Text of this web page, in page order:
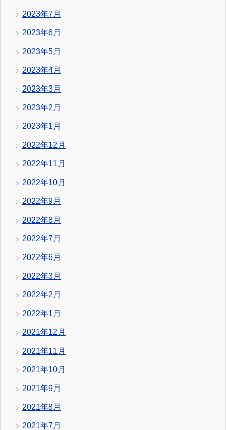
2023年7月
2023年6月
2023年5月
2023年4月
2023年3月
2023年2月
2023年1月
2022年12月
2022年11月
2022年10月
2022年9月
2022年8月
2022年7月
2022年6月
2022年3月
2022年2月
2022年1月
2021年12月
2021年11月
2021年10月
2021年9月
2021年8月
2021年7月